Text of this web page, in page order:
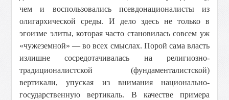
чем и воспользовались псевдонационалисты из
олигархической среды. И дело здесь не только в
эгоизме элиты, которая часто становилась совсем уж
«чужеземной» — во всех смыслах. Порой сама власть
излишне сосредотачивалась на религиозно-
традиционалистской (фундаменталистской)
вертикали, упуская из внимания национально-
государственную вертикаль. В качестве примера